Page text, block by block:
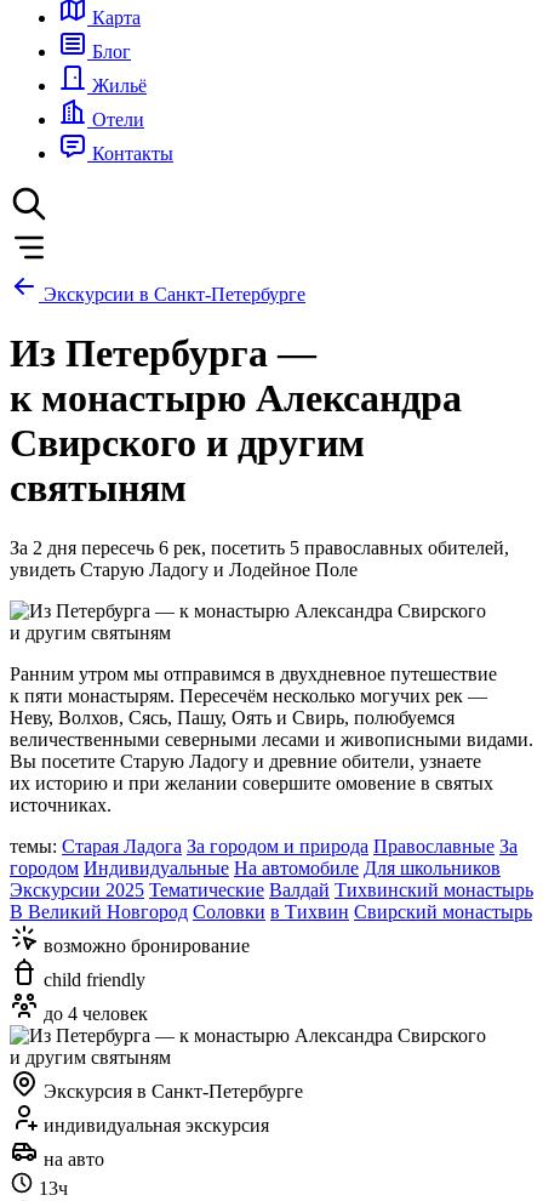
Карта
Блог
Жильё
Отели
Контакты
Экскурсии в Санкт-Петербурге
Из Петербурга —
к монастырю Александра
Свирского и другим
святыням
За 2 дня пересечь 6 рек, посетить 5 православных обителей,
увидеть Старую Ладогу и Лодейное Поле
Ранним утром мы отправимся в двухдневное путешествие
к пяти монастырям. Пересечём несколько могучих рек —
Неву, Волхов, Сясь, Пашу, Оять и Свирь, полюбуемся
величественными северными лесами и живописными видами.
Вы посетите Старую Ладогу и древние обители, узнаете
их историю и при желании совершите омовение в святых
источниках.
темы: Старая Ладога За городом и природа Православные За
городом Индивидуальные На автомобиле Для школьников
Экскурсии 2025 Тематические Валдай Тихвинский монастырь
В Великий Новгород Соловки в Тихвин Свирский монастырь
возможно бронирование
child friendly
до 4 человек
Экскурсия в Санкт-Петербурге
индивидуальная экскурсия
на авто
13ч